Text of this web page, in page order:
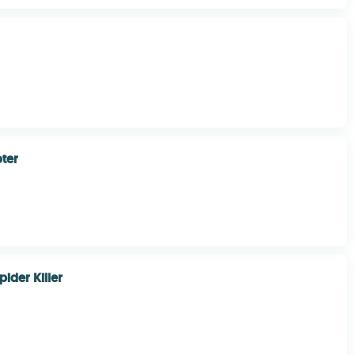
Killer